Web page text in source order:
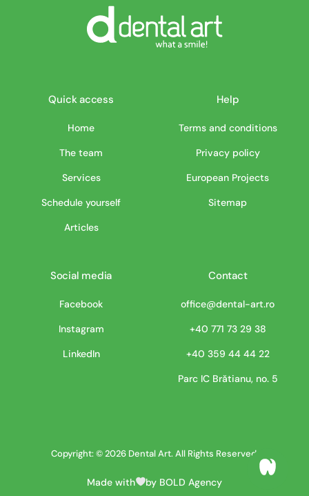
Quick access
Home
The team
Services
Schedule yourself
Articles
Help
Terms and conditions
Privacy policy
European Projects
Sitemap
Social media
Facebook
Instagram
LinkedIn
Contact
office@dental-art.ro
+40 771 73 29 38
+40 359 44 44 22
Parc IC Brătianu, no. 5
Copyright: © 2026 Dental Art. All Rights Reserved.
Made with by BOLD Agency